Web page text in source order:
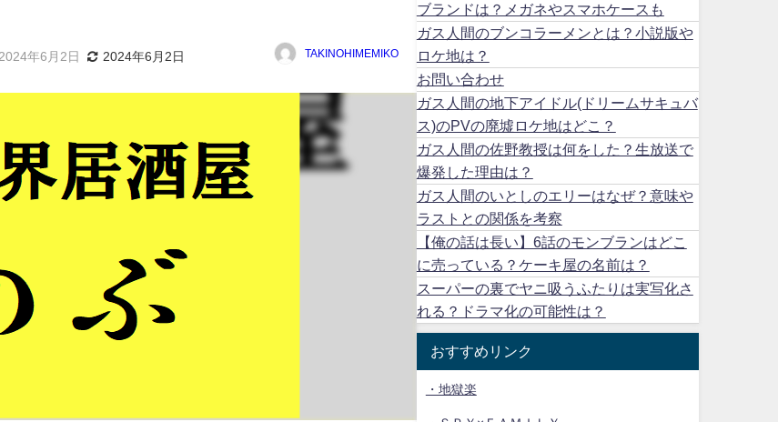
2024年6月2日 2024年6月2日 TAKINOHIMEMIKO
ブランドは？メガネやスマホケースも
ガス人間のブンコラーメンとは？小説版や
ロケ地は？
お問い合わせ
ガス人間の地下アイドル(ドリームサキュバ
ス)のPVの廃墟ロケ地はどこ？
ガス人間の佐野教授は何をした？生放送で
爆発した理由は？
ガス人間のいとしのエリーはなぜ？意味や
ラストとの関係を考察
【俺の話は長い】6話のモンブランはどこ
に売っている？ケーキ屋の名前は？
スーパーの裏でヤニ吸うふたりは実写化さ
れる？ドラマ化の可能性は？
おすすめリンク
・地獄楽